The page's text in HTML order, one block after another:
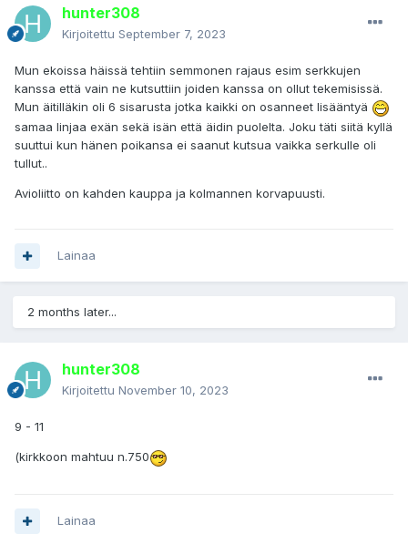
hunter308
Kirjoitettu September 7, 2023
Mun ekoissa häissä tehtiin semmonen rajaus esim serkkujen
kanssa että vain ne kutsuttiin joiden kanssa on ollut tekemisissä.
Mun äitilläkin oli 6 sisarusta jotka kaikki on osanneet lisääntyä
samaa linjaa exän sekä isän että äidin puolelta. Joku täti siitä kyllä
suuttui kun hänen poikansa ei saanut kutsua vaikka serkulle oli
tullut..
Avioliitto on kahden kauppa ja kolmannen korvapuusti.
Lainaa
2 months later...
hunter308
Kirjoitettu November 10, 2023
9 - 11
(kirkkoon mahtuu n.750
Lainaa